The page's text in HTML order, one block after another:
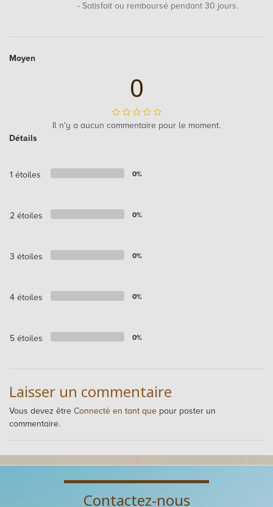
- Satisfait ou remboursé pendant 30 jours.
Moyen
0
Il n'y a aucun commentaire pour le moment.
Détails
1 étoiles 0%
2 étoiles 0%
3 étoiles 0%
4 étoiles 0%
5 étoiles 0%
Laisser un commentaire
Vous devez être Connecté en tant que pour poster un
commentaire.
Contactez-nous